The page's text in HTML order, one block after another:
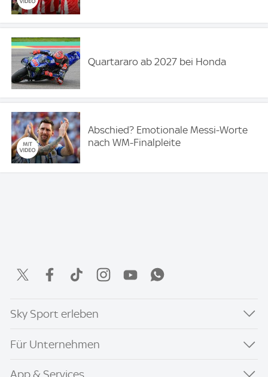
Quartararo ab 2027 bei Honda
Abschied? Emotionale Messi-Worte
nach WM-Finalpleite
Sky Sport erleben
Für Unternehmen